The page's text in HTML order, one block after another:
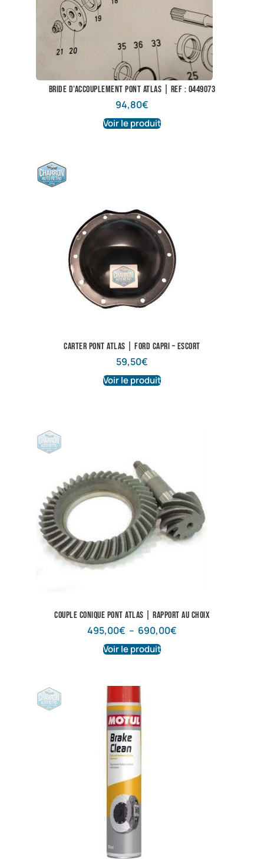
Bride d’accouplement pont Atlas | Ref : 0449073
94,80€
Voir le produit
Carter pont Atlas | Ford Capri – Escort
59,50€
Voir le produit
Couple conique pont atlas | Rapport au choix
495,00€ – 690,00€
Voir le produit